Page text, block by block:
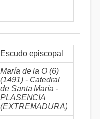
Escudo episcopal
María de la O (6)
(1491) - Catedral
de Santa María -
PLASENCIA
(EXTREMADURA)